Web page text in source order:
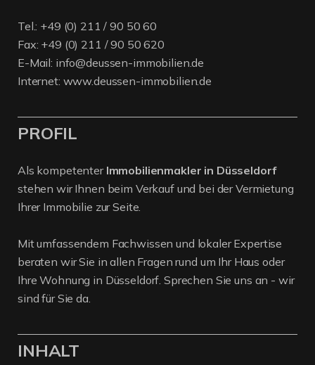
Tel.: +49 (0) 211 / 90 50 60
Fax: +49 (0) 211 / 90 50 620
E-Mail: info@deussen-immobilien.de
Internet: www.deussen-immobilien.de
PROFIL
Als kompetenter Immobilienmakler in Düsseldorf
stehen wir Ihnen beim Verkauf und bei der Vermietung
Ihrer Immobilie zur Seite.
Mit umfassendem Fachwissen und lokaler Expertise
beraten wir Sie in allen Fragen rund um Ihr Haus oder
Ihre Wohnung in Düsseldorf. Sprechen Sie uns an - wir
sind für Sie da.
INHALT